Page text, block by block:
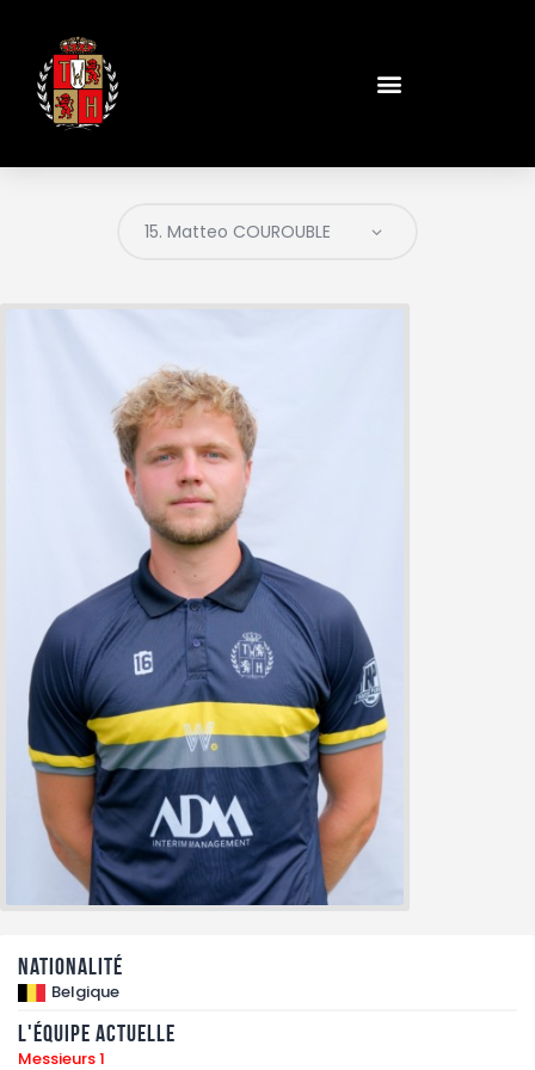
Nationalité
Belgique
L'équipe actuelle
Messieurs 1